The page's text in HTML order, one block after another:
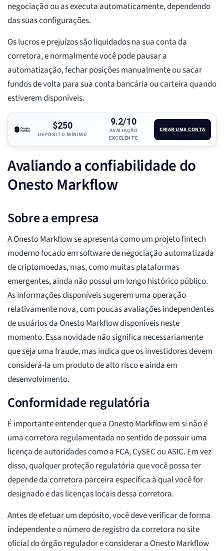
negociação ou as executa automaticamente, dependendo
das suas configurações.
Os lucros e prejuízos são liquidados na sua conta da
corretora, e normalmente você pode pausar a
automatização, fechar posições manualmente ou sacar
fundos de volta para sua conta bancária ou carteira quando
estiverem disponíveis.
$250
DEPÓSITO MÍNIMO
9.2/10
AVALIAÇÃO
EXCELENTE
CRIAR UMA CONTA
Avaliando a confiabilidade do
Onesto Markflow
Sobre a empresa
A Onesto Markflow se apresenta como um projeto fintech
moderno focado em software de negociação automatizada
de criptomoedas, mas, como muitas plataformas
emergentes, ainda não possui um longo histórico público.
As informações disponíveis sugerem uma operação
relativamente nova, com poucas avaliações independentes
de usuários da Onesto Markflow disponíveis neste
momento. Essa novidade não significa necessariamente
que seja uma fraude, mas indica que os investidores devem
considerá-la um produto de alto risco e ainda em
desenvolvimento.
Conformidade regulatória
É importante entender que a Onesto Markflow em si não é
uma corretora regulamentada no sentido de possuir uma
licença de autoridades como a FCA, CySEC ou ASIC. Em vez
disso, qualquer proteção regulatória que você possa ter
depende da corretora parceira específica à qual você for
designado e das licenças locais dessa corretora.
Antes de efetuar um depósito, você deve verificar de forma
independente o número de registro da corretora no site
oficial do órgão regulador e considerar a Onesto Markflow